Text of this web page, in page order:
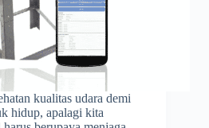
kualitas udara demi
hidup, apalagi kita